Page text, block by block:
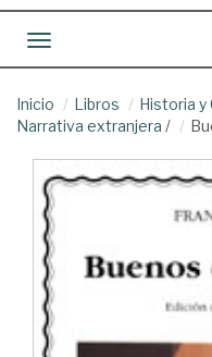
Toggle navigation
Inicio Libros Historia y
Narrativa extranjera /